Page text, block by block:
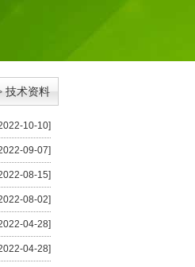
技术资料
10-10]
09-07]
08-15]
08-02]
04-28]
04-28]